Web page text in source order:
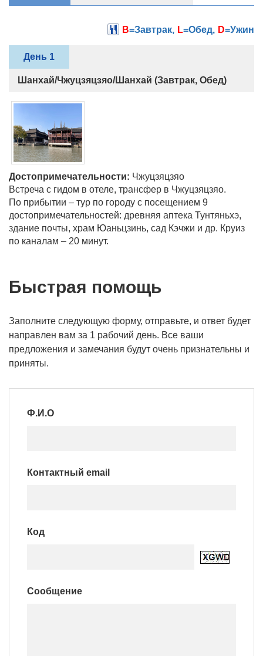
B=Завтрак, L=Обед, D=Ужин
День 1
Шанхай/Чжуцзяцзяо/Шанхай (Завтрак, Обед)
Достопримечательности: Чжуцзяцзяо
Встреча с гидом в отеле, трансфер в Чжуцзяцзяо.
По прибытии – тур по городу с посещением 9
достопримечательностей: древняя аптека Тунтяньхэ,
здание почты, храм Юаньцзинь, сад Кэчжи и др. Круиз
по каналам – 20 минут.
Быстрая помощь
Заполните следующую форму, отправьте, и ответ будет
направлен вам за 1 рабочий день. Все ваши
предложения и замечания будут очень признательны и
приняты.
Ф.И.О
Контактный email
Код
Сообщение